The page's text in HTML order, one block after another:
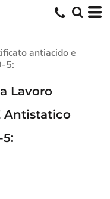
antiacido e
5:
Lavoro
Antistatico
5: